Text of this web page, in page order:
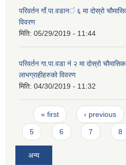
परिवर्तन गाँ.पा.वडान‌‍ं ६ मा दोस्रो
विवरण
मिति: 05/29/2019 - 11:44
परिवर्तन गा.पा.वडा नं २ मा दोस्रो
लाभग्राहीहरुको विवरण
मिति: 04/30/2019 - 11:32
Pages
« first ‹ previous
5 6 7 8
अन्य